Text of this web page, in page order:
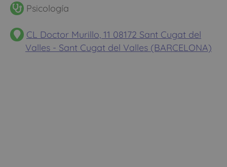
Psicología
CL Doctor Murillo, 11 08172 Sant Cugat del
Valles - Sant Cugat del Valles (BARCELONA)